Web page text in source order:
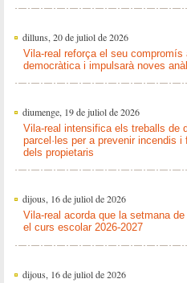
dilluns, 20 de juliol de 2026
Vila-real reforça el seu
democràtica i impulsarà noves
diumenge, 19 de juliol de 2026
Vila-real intensifica els treballs de
parcel·les per a prevenir incendis
dels propietaris
dijous, 16 de juliol de 2026
Vila-real acorda que la setmana
el curs escolar 2026-2027
dijous, 16 de juliol de 2026